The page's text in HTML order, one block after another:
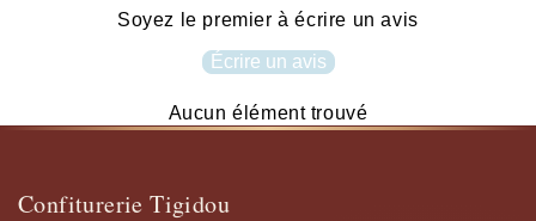
Soyez le premier à écrire un avis
Écrire un avis
Aucun élément trouvé
Confiturerie Tigidou